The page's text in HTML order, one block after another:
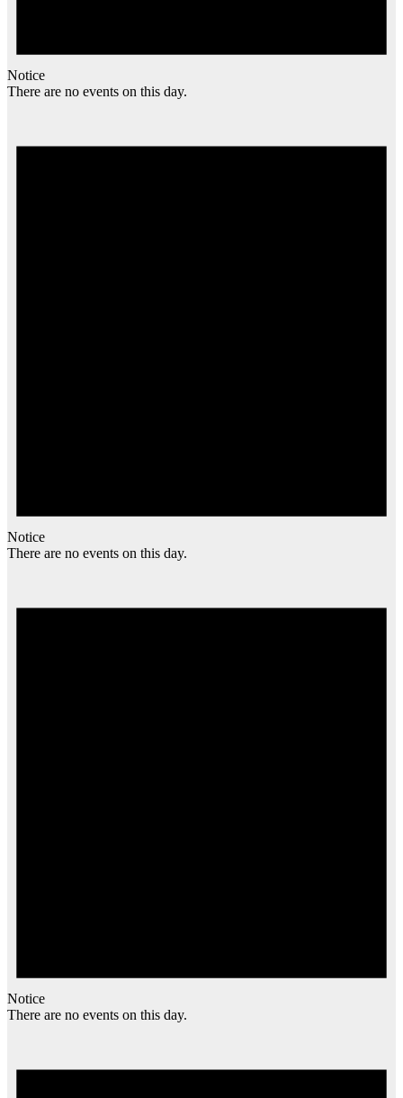
Notice
There are no events on this day.
Notice
There are no events on this day.
Notice
There are no events on this day.